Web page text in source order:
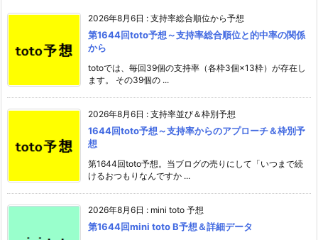
2026年8月6日 : 支持率総合順位から予想
第1644回toto予想～支持率総合順位と的中率の関係
から
totoでは、毎回39個の支持率（各枠3個×13枠）が存在し
ます。 その39個の ...
2026年8月6日 : 支持率並び＆枠別予想
1644回toto予想～支持率からのアプローチ＆枠別予
想
第1644回toto予想。当ブログの売りにして「いつまで続
けるおつもりなんですか ...
2026年8月6日 : mini toto 予想
第1644回mini toto B予想＆詳細データ